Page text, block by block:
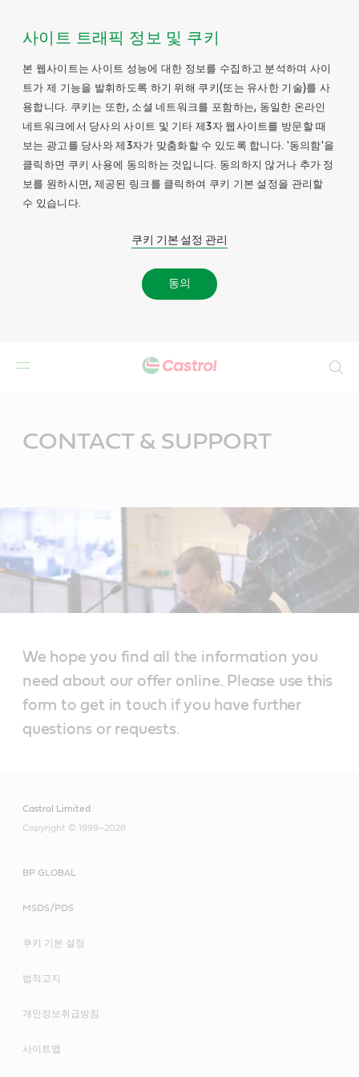
사이트 트래픽 정보 및 쿠키
본 웹사이트는 사이트 성능에 대한 정보를 수집하고 분석하며 사이
트가 제 기능을 발휘하도록 하기 위해 쿠키(또는 유사한 기술)를 사
용합니다. 쿠키는 또한, 소셜 네트워크를 포함하는, 동일한 온라인
네트워크에서 당사의 사이트 및 기타 제3자 웹사이트를 방문할 때
보는 광고를 당사와 제3자가 맞춤화할 수 있도록 합니다. '동의함'을
클릭하면 쿠키 사용에 동의하는 것입니다. 동의하지 않거나 추가 정
보를 원하시면, 제공된 링크를 클릭하여 쿠키 기본 설정을 관리할
수 있습니다.
쿠키 기본 설정 관리
동의
CONTACT & SUPPORT
We hope you find all the information you
need about our offer online. Please use this
form to get in touch if you have further
questions or requests.
Castrol Limited
Copyright © 1999–2026
BP GLOBAL
MSDS/PDS
쿠키 기본 설정
법적고지
개인정보취급방침
사이트맵